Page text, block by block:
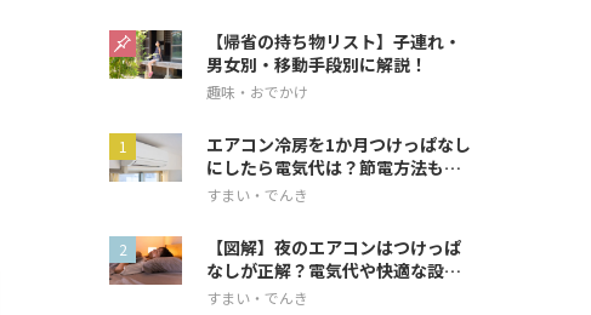
【帰省の持ち物リスト】子連れ・
男女別・移動手段別に解説！
趣味・おでかけ
エアコン冷房を1か月つけっぱなし
にしたら電気代は？節電方法も解
説
すまい・でんき
【図解】夜のエアコンはつけっぱ
なしが正解？電気代や快適な設定
を解説
すまい・でんき